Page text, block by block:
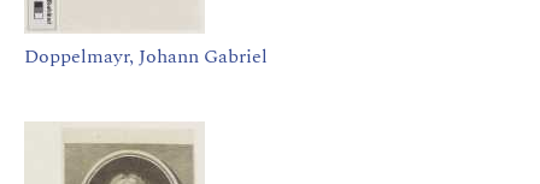
Doppelmayr, Johann Gabriel